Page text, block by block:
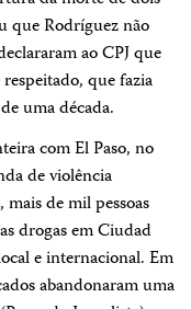
que Rodríguez não
ao CPJ que
que fazia
uma década.
com El Paso, no
de violência
de mil pessoas
drogas em Ciudad
e internacional. Em
abandonaram uma